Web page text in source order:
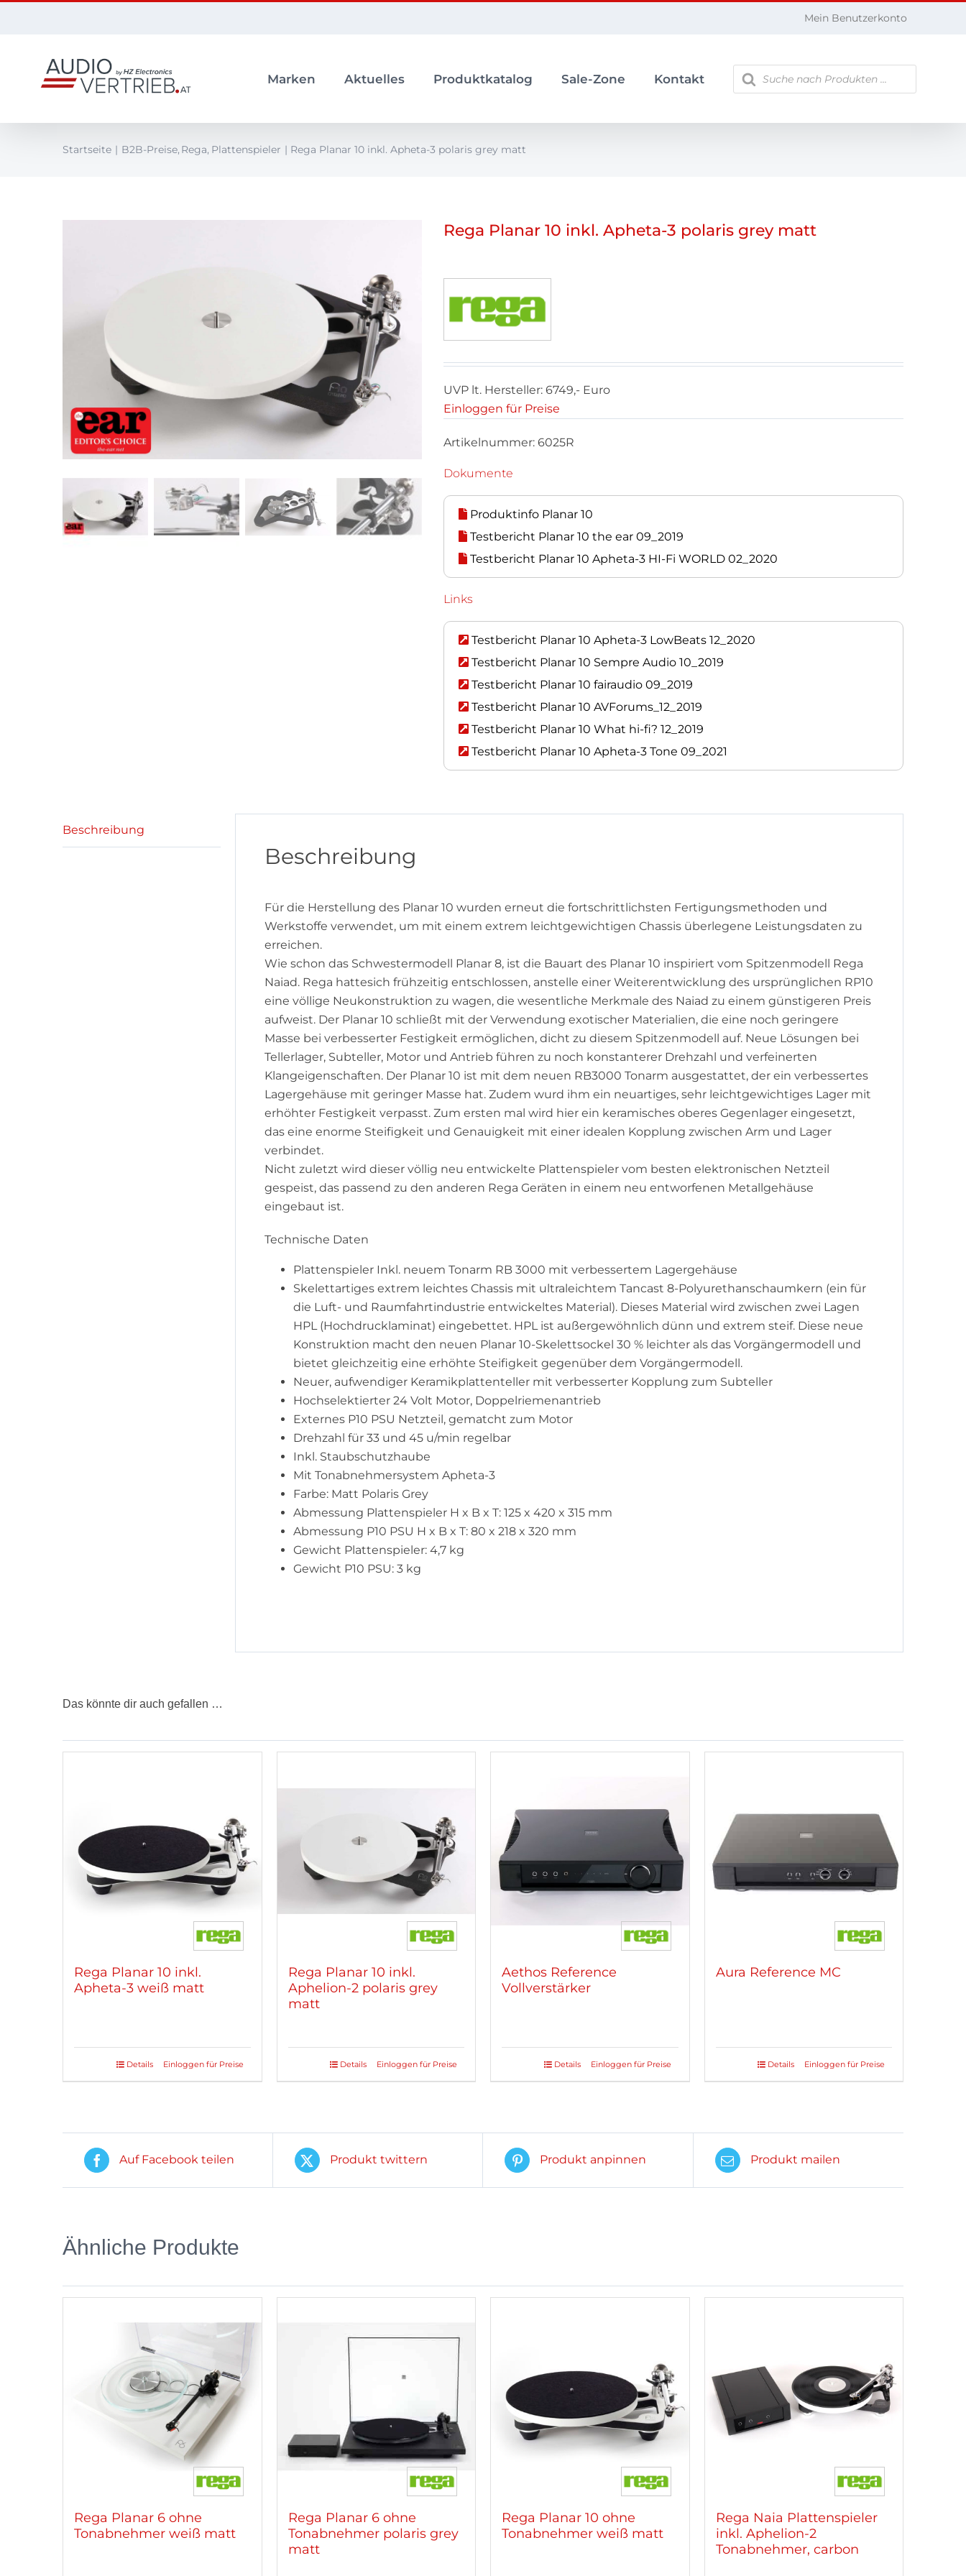
Mein Benutzerkonto
Marken Aktuelles Produktkatalog Sale-Zone Kontakt
Products
search
Startseite B2B-Preise Rega Plattenspieler Rega Planar 10 inkl. Apheta-3 polaris grey matt
Rega Planar 10 inkl. Apheta-3 polaris grey matt
UVP lt. Hersteller: 6749,- Euro
Einloggen für Preise
Artikelnummer: 6025R
Dokumente
Produktinfo Planar 10
Testbericht Planar 10 the ear 09_2019
Testbericht Planar 10 Apheta-3 HI-Fi WORLD 02_2020
Links
Testbericht Planar 10 Apheta-3 LowBeats 12_2020
Testbericht Planar 10 Sempre Audio 10_2019
Testbericht Planar 10 fairaudio 09_2019
Testbericht Planar 10 AVForums_12_2019
Testbericht Planar 10 What hi-fi? 12_2019
Testbericht Planar 10 Apheta-3 Tone 09_2021
Beschreibung
Beschreibung
Für die Herstellung des Planar 10 wurden erneut die fortschrittlichsten Fertigungsmethoden und
Werkstoffe verwendet, um mit einem extrem leichtgewichtigen Chassis überlegene Leistungsdaten zu
erreichen.
Wie schon das Schwestermodell Planar 8, ist die Bauart des Planar 10 inspiriert vom Spitzenmodell Rega
Naiad. Rega hattesich frühzeitig entschlossen, anstelle einer Weiterentwicklung des ursprünglichen RP10
eine völlige Neukonstruktion zu wagen, die wesentliche Merkmale des Naiad zu einem günstigeren Preis
aufweist. Der Planar 10 schließt mit der Verwendung exotischer Materialien, die eine noch geringere
Masse bei verbesserter Festigkeit ermöglichen, dicht zu diesem Spitzenmodell auf. Neue Lösungen bei
Tellerlager, Subteller, Motor und Antrieb führen zu noch konstanterer Drehzahl und verfeinerten
Klangeigenschaften. Der Planar 10 ist mit dem neuen RB3000 Tonarm ausgestattet, der ein verbessertes
Lagergehäuse mit geringer Masse hat. Zudem wurd ihm ein neuartiges, sehr leichtgewichtiges Lager mit
erhöhter Festigkeit verpasst. Zum ersten mal wird hier ein keramisches oberes Gegenlager eingesetzt,
das eine enorme Steifigkeit und Genauigkeit mit einer idealen Kopplung zwischen Arm und Lager
verbindet.
Nicht zuletzt wird dieser völlig neu entwickelte Plattenspieler vom besten elektronischen Netzteil
gespeist, das passend zu den anderen Rega Geräten in einem neu entworfenen Metallgehäuse
eingebaut ist.
Technische Daten
Plattenspieler Inkl. neuem Tonarm RB 3000 mit verbessertem Lagergehäuse
Skelettartiges extrem leichtes Chassis mit ultraleichtem Tancast 8-Polyurethanschaumkern (ein für
die Luft- und Raumfahrtindustrie entwickeltes Material). Dieses Material wird zwischen zwei Lagen
HPL (Hochdrucklaminat) eingebettet. HPL ist außergewöhnlich dünn und extrem steif. Diese neue
Konstruktion macht den neuen Planar 10-Skelettsockel 30 % leichter als das Vorgängermodell und
bietet gleichzeitig eine erhöhte Steifigkeit gegenüber dem Vorgängermodell.
Neuer, aufwendiger Keramikplattenteller mit verbesserter Kopplung zum Subteller
Hochselektierter 24 Volt Motor, Doppelriemenantrieb
Externes P10 PSU Netzteil, gematcht zum Motor
Drehzahl für 33 und 45 u/min regelbar
Inkl. Staubschutzhaube
Mit Tonabnehmersystem Apheta-3
Farbe: Matt Polaris Grey
Abmessung Plattenspieler H x B x T: 125 x 420 x 315 mm
Abmessung P10 PSU H x B x T: 80 x 218 x 320 mm
Gewicht Plattenspieler: 4,7 kg
Gewicht P10 PSU: 3 kg
Das könnte dir auch gefallen …
Rega Planar 10 inkl.
Apheta-3 weiß matt
Einloggen für Preise
Details
Rega Planar 10 inkl.
Aphelion-2 polaris grey
matt
Einloggen für Preise
Details
Aethos Reference
Vollverstärker
Einloggen für Preise
Details
Aura Reference MC
Einloggen für Preise
Details
Auf Facebook teilen Produkt twittern Produkt anpinnen Produkt mailen
Ähnliche Produkte
Rega Planar 6 ohne
Tonabnehmer weiß matt
Rega Planar 6 ohne
Tonabnehmer polaris grey
matt
Rega Planar 10 ohne
Tonabnehmer weiß matt
Rega Naia Plattenspieler
inkl. Aphelion-2
Tonabnehmer, carbon